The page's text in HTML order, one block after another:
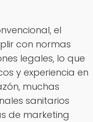
el
con normas
legales, lo que
y experiencia en
muchas
sanitarios
de marketing